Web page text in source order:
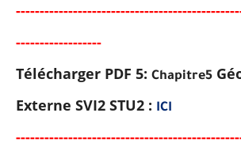
---------------------------
------------------
Télécharger PDF 5: Chapitre5
Externe SVI2 STU2 : ICI
--------------------------